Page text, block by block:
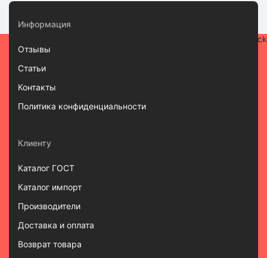
Информация
Отзывы
Статьи
Контакты
Политика конфиденциальности
Клиенту
Каталог ГОСТ
Каталог импорт
Производители
Доставка и оплата
Возврат товара